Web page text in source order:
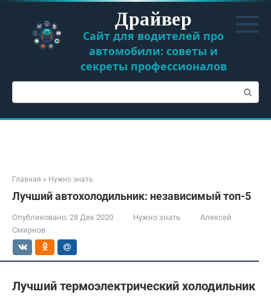
Перейти
контенту
Драйвер
Сайт для водителей про
автомобили: советы и
секреты профессионалов
Поиск:
Главная » Нужно знать
Лучший автохолодильник: независимый топ-5
Опубликовано: 28 Дек 2020 Нужно знать
Алексей
Смирнов
Лучший термоэлектрический холодильник